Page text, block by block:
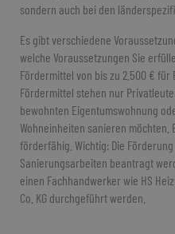
sondern auch bei den
Es gibt verschiedene
welche Voraussetzungen Sie
Fördermittel von bis zu 2.500 €
Fördermittel stehen nur
bewohnten Eigentumswohnung
Wohneinheiten sanieren
förderfähig. Wichtig: Die
Sanierungsarbeiten beantragt
einen Fachhandwerker wie HS
Co. KG durchgeführt werden.